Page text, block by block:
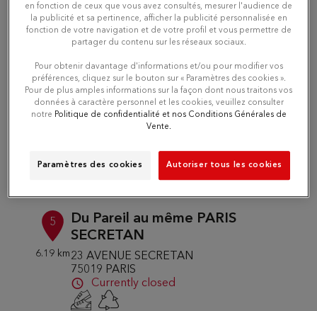
4.79 km
Du Pareil au même BELLEVILLE
116/118 RUE DE BELLEVILLE
75020 PARIS
Currently closed
Number
Directions
5
6.19 km
Du Pareil au même PARIS
SECRETAN
23 AVENUE SECRETAN
75019 PARIS
Currently closed
en fonction de ceux que vous avez consultés, mesurer l'audience de
la publicité et sa pertinence, afficher la publicité personnalisée en
fonction de votre navigation et de votre profil et vous permettre de
partager du contenu sur les réseaux sociaux.
Pour obtenir davantage d'informations et/ou pour modifier vos
préférences, cliquez sur le bouton sur « Paramètres des cookies ».
Pour de plus amples informations sur la façon dont nous traitons vos
données à caractère personnel et les cookies, veuillez consulter
notre Politique de confidentialité et nos Conditions Générales de
Vente.
Paramètres des cookies Autoriser tous les cookies